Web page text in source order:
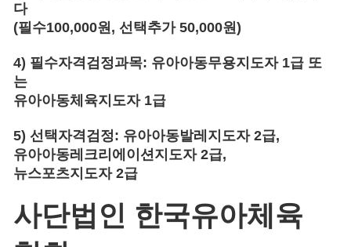
다
(필수100,000원, 선택추가 50,000원)
4) 필수자격검정과목: 유아아동무용지도자 1급 또
는
유아아동체육지도자 1급
5) 선택자격검정: 유아아동발레지도자 2급,
유아아동레크리에이션지도자 2급,
뉴스포츠지도자 2급
사단법인 한국유아체육